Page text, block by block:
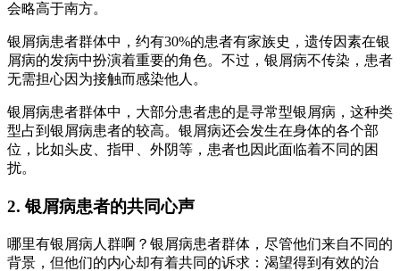
会略高于南方。
银屑病患者群体中，约有30%的患者有家族史，遗传因素在银
屑病的发病中扮演着重要的角色。不过，银屑病不传染，患者
无需担心因为接触而感染他人。
银屑病患者群体中，大部分患者患的是寻常型银屑病，这种类
型占到银屑病患者的较高。银屑病还会发生在身体的各个部
位，比如头皮、指甲、外阴等，患者也因此面临着不同的困
扰。
2. 银屑病患者的共同心声
哪里有银屑病人群啊？银屑病患者群体，尽管他们来自不同的
背景，但他们的内心却有着共同的诉求：渴望得到有效的治